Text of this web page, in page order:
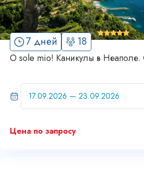
7 дней 18
'
O sole mio! Каникулы в Неаполе.
Цена по запросу